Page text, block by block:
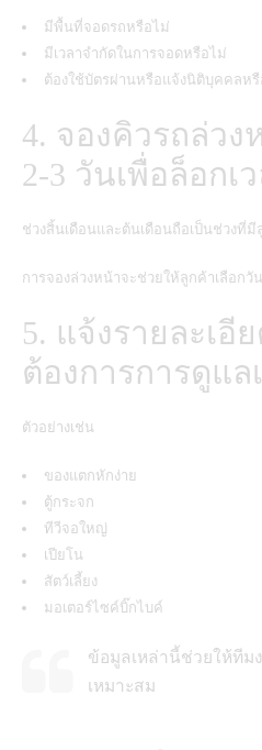
มีพื้นที่จอดรถหรือไม่
มีเวลาจำกัดในการจอดหรือไม่
ต้องใช้บัตรผ่านหรือแจ้งนิติบุคคลห
4. จองคิวรถล่ว
2-3 วันเพื่อล็อกเ
ช่วงสิ้นเดือนและต้นเดือนถือเป็นช่วงที่
การจองล่วงหน้าจะช่วยให้ลูกค้าเลือกวั
5. แจ้งรายละเอี
ต้องการการดูแล
ตัวอย่างเช่น
ของแตกหักง่าย
ตู้กระจก
ทีวีจอใหญ่
เปียโน
สัตว์เลี้ยง
มอเตอร์ไซค์บิ๊กไบค์
ข้อมูลเหล่านี้ช่วยให้ทีม
เหมาะสม